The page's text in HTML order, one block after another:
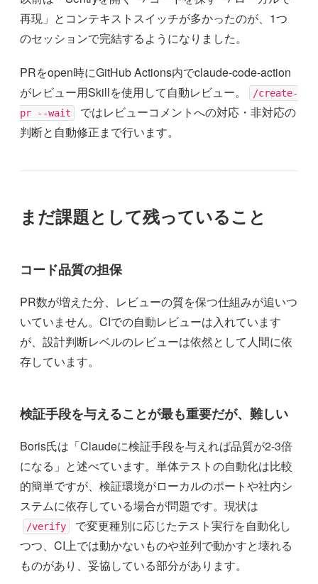
再現」とコンテキストスイッチが多かったのが、1つ
のセッションで完結するようになりました。
PRをopen時にGitHub Actions内でclaude-code-action
がレビュー用Skillを使用して自動レビュー。
/create-
pr --wait
ではレビューコメントへの対応・非対応の
判断と自動修正まで行います。
まだ課題として残っていること
コード品質の担保
PR数が増えた分、レビューの質を保つ仕組みが追いつ
いていません。CIでの自動レビューは入れています
が、設計判断レベルのレビューは依然として人間に依
存しています。
検証手段を与えることが最も重要だが、難しい
Boris氏は「Claudeに検証手段を与えれば品質が2-3倍
になる」と述べています。単体テストの自動化は比較
的簡単ですが、検証環境がローカルのポートや社内シ
ステムに依存している場合が問題です。現状は
/verify
で変更種別に応じたテスト実行を自動化し
つつ、CI上では動かないものや並列で動かすと壊れる
ものがあり、妥協している部分があります。